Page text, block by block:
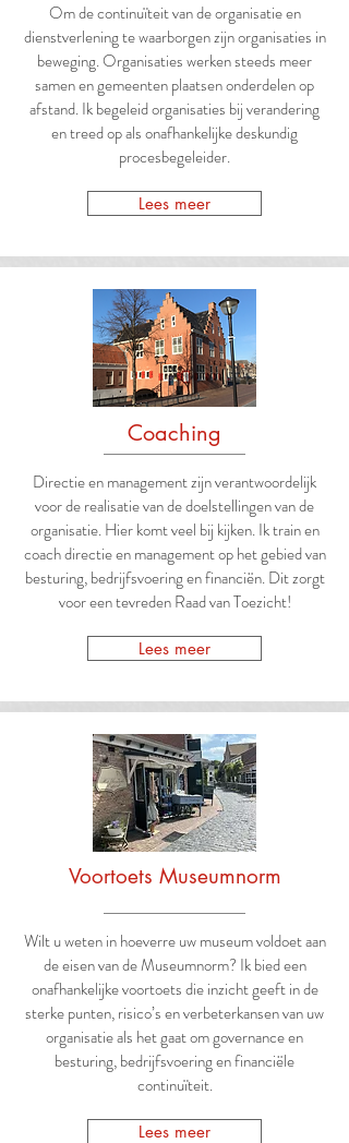
Om de continuïteit van de organisatie en
dienstverlening te waarborgen zijn organisaties in
beweging. Organisaties werken steeds meer
samen en gemeenten plaatsen onderdelen op
afstand. Ik begeleid organisaties bij verandering
en treed op als onafhankelijke deskundig
procesbegeleider.
Lees meer
Coaching
Directie en management zijn verantwoordelijk
voor de realisatie van de doelstellingen van de
organisatie. Hier komt veel bij kijken. Ik train en
coach directie en management op het gebied van
besturing, bedrijfsvoering en financiën. Dit zorgt
voor een tevreden Raad van Toezicht!
Lees meer
Voortoets Museumnorm
Wilt u weten in hoeverre uw museum voldoet aan
de eisen van de Museumnorm? Ik bied een
onafhankelijke voortoets die inzicht geeft in de
sterke punten, risico’s en verbeterkansen van uw
organisatie als het gaat om governance en
besturing, bedrijfsvoering en financiële
continuïteit.
Lees meer